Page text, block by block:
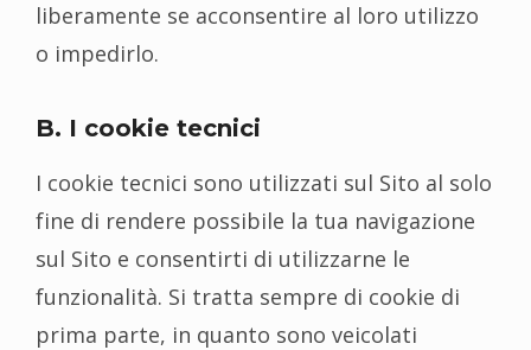
liberamente se acconsentire al loro utilizzo
o impedirlo.
B. I cookie tecnici
I cookie tecnici sono utilizzati sul Sito al solo
fine di rendere possibile la tua navigazione
sul Sito e consentirti di utilizzarne le
funzionalità. Si tratta sempre di cookie di
prima parte, in quanto sono veicolati